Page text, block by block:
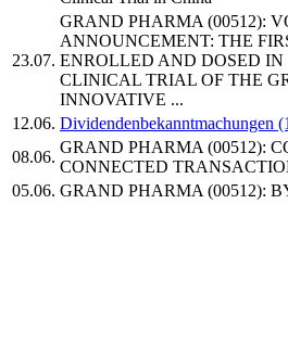
23.07.
GRAND PHARMA (00512):
ANNOUNCEMENT: THE
ENROLLED AND DOSED
CLINICAL TRIAL OF THE
INNOVATIVE ...
12.06. Dividendenbekanntmachungen
08.06.
GRAND PHARMA (00512):
CONNECTED
05.06. GRAND PHARMA (00512):